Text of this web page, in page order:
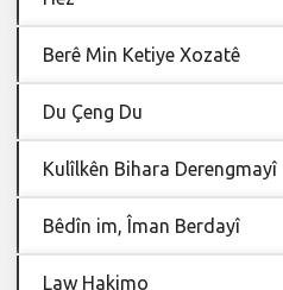
Berê Min Ketiye Xozatê
Du Çeng Du
Kulîlkên Bihara Derengmayî
Bêdîn im, Îman Berdayî
Law Hakimo